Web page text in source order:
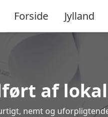
Forside Jylland
af
nemt og